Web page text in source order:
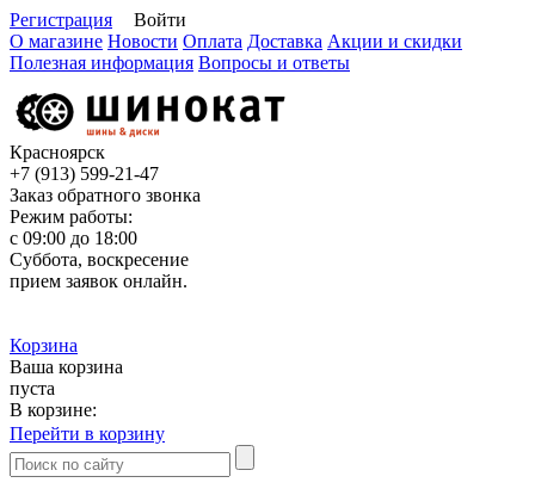
Регистрация
Войти
О магазине Новости Оплата Доставка Акции и скидки
Полезная информация Вопросы и ответы
Красноярск
+7 (913) 599-21-47
Заказ обратного звонка
Режим работы:
с 09:00 до 18:00
Суббота, воскресение
прием заявок онлайн.
Корзина
Ваша корзина
пуста
В корзине:
Перейти в корзину